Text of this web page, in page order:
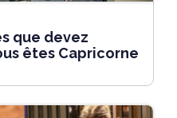
que devez
êtes Capricorne